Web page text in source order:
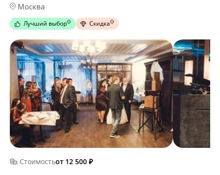
Москва
Лучший выбор Скидка
Стоимостьот 12 500 ₽